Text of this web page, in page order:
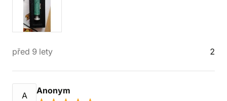
před 9 lety 2
A Anonym